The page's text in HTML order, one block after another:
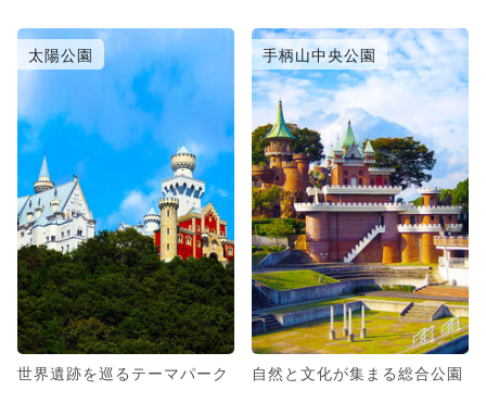
太陽公園
世界遺跡を巡るテーマパーク
手柄山中央公園
自然と文化が集まる総合公園